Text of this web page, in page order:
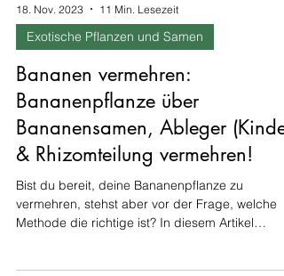
18. Nov. 2023 11 Min. Lesezeit
Exotische Pflanzen und Samen
Bananen vermehren:
Bananenpflanze über
Bananensamen, Ableger (Kindel)
& Rhizomteilung vermehren!
Bist du bereit, deine Bananenpflanze zu